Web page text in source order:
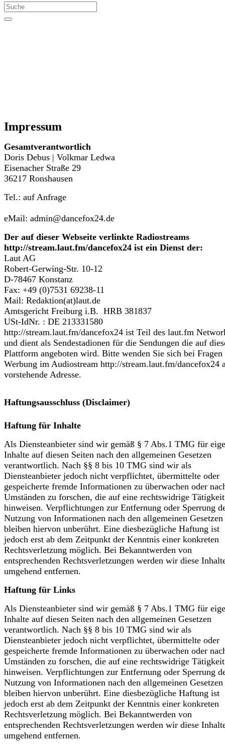
Impressum
Gesamtverantwortlich
Doris Debus | Volkmar Ledwa
Eisenacher Straße 29
36217 Ronshausen
Tel.: auf Anfrage
eMail: admin@dancefox24.de
Der auf dieser Webseite verlinkte Radiostreams
http://stream.laut.fm/dancefox24 ist ein Dienst der:
Laut AG
Robert-Gerwing-Str. 10-12
D-78467 Konstanz
Fax: +49 (0)7531 69238-11
Mail: Redaktion(at)laut.de
Amtsgericht Freiburg i.B. HRB 381837
USt-IdNr. : DE 213331580
http://stream.laut.fm/dancefox24 ist Teil des laut.fm
und dient als Sendestadionen für die Sendungen die auf
Plattform angeboten wird. Bitte wenden Sie sich bei Fragen
Werbung im Audiostream http://stream.laut.fm/dancefox24
vorstehende Adresse.
Haftungsausschluss (Disclaimer)
Haftung für Inhalte
Als Diensteanbieter sind wir gemäß § 7 Abs.1 TMG für
Inhalte auf diesen Seiten nach den allgemeinen Gesetzen
verantwortlich. Nach §§ 8 bis 10 TMG sind wir als
Diensteanbieter jedoch nicht verpflichtet, übermittelte oder
gespeicherte fremde Informationen zu überwachen oder
Umständen zu forschen, die auf eine rechtswidrige Tätigkeit
hinweisen. Verpflichtungen zur Entfernung oder Sperrung
Nutzung von Informationen nach den allgemeinen Gesetzen
bleiben hiervon unberührt. Eine diesbezügliche Haftung ist
jedoch erst ab dem Zeitpunkt der Kenntnis einer konkreten
Rechtsverletzung möglich. Bei Bekanntwerden von
entsprechenden Rechtsverletzungen werden wir diese
umgehend entfernen.
Haftung für Links
Als Diensteanbieter sind wir gemäß § 7 Abs.1 TMG für
Inhalte auf diesen Seiten nach den allgemeinen Gesetzen
verantwortlich. Nach §§ 8 bis 10 TMG sind wir als
Diensteanbieter jedoch nicht verpflichtet, übermittelte oder
gespeicherte fremde Informationen zu überwachen oder
Umständen zu forschen, die auf eine rechtswidrige Tätigkeit
hinweisen. Verpflichtungen zur Entfernung oder Sperrung
Nutzung von Informationen nach den allgemeinen Gesetzen
bleiben hiervon unberührt. Eine diesbezügliche Haftung ist
jedoch erst ab dem Zeitpunkt der Kenntnis einer konkreten
Rechtsverletzung möglich. Bei Bekanntwerden von
entsprechenden Rechtsverletzungen werden wir diese
umgehend entfernen.